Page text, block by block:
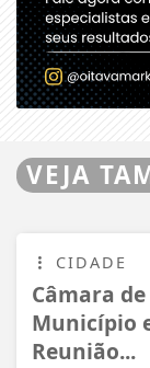
VEJA
CIDADE
Câmara
Município
Reunião...